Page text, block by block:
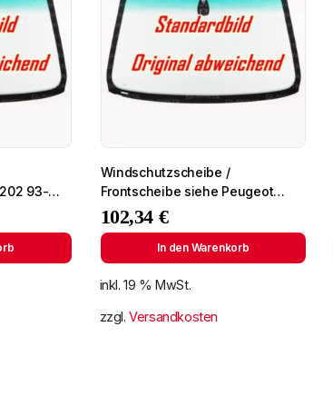
93-
Windschutzscheibe /
Frontscheibe siehe Peugeot
Partner 96- (2724)
102,34 €
In den Warenkorb
inkl. 19 % MwSt.
zzgl.Versandkosten